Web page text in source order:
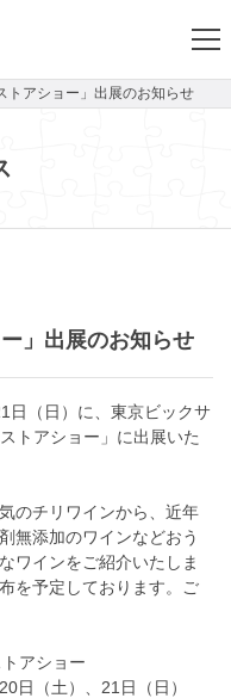
トアショー」出展のお知らせ
」出展のお知らせ
日（日）に、東京ビックサ
トアショー」に出展いた
のチリワインから、近年
無添加のワインなどおう
ワインをご紹介いたしま
を予定しております。ご
アショー
日（土）、21日（日）